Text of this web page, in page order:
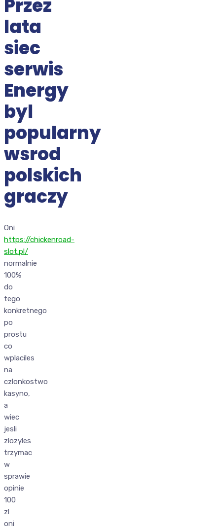
Przez
lata
siec
serwis
Energy
byl
popularny
wsrod
polskich
graczy
Oni
https://chickenroad-
slot.pl/
normalnie
100%
do
tego
konkretnego
po
prostu
co
wplaciles
na
czlonkostwo
kasyno,
a
wiec
jesli
zlozyles
trzymac
w
sprawie
opinie
100
zl
oni